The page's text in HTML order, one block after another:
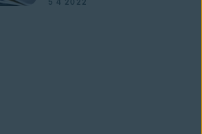
5 4 2022